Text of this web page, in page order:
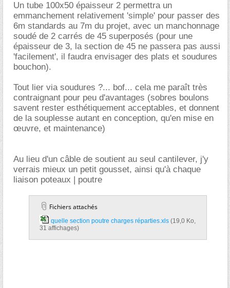
Un tube 100x50 épaisseur 2 permettra un
emmanchement relativement 'simple' pour passer des
6m standards au 7m du projet, avec un manchonnage
soudé de 2 carrés de 45 superposés (pour une
épaisseur de 3, la section de 45 ne passera pas aussi
'facilement', il faudra envisager des plats et soudures
bouchon).
Tout lier via soudures ?... bof... cela me paraît très
contraignant pour peu d'avantages (sobres boulons
savent rester esthétiquement acceptables, et donnent
de la souplesse autant en conception, qu'en mise en
œuvre, et maintenance)
Au lieu d'un câble de soutient au seul cantilever, j'y
verrais mieux un petit gousset, ainsi qu'à chaque
liaison poteaux | poutre
Fichiers attachés
quelle section poutre charges réparties.xls‎
31 affichages)